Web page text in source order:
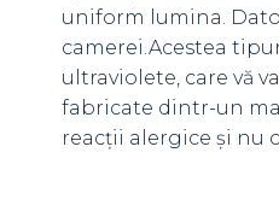
uniform lumina.
camerei.Acestea
ultraviolete, care vă
fabricate dintr-un
reacții alergice și nu